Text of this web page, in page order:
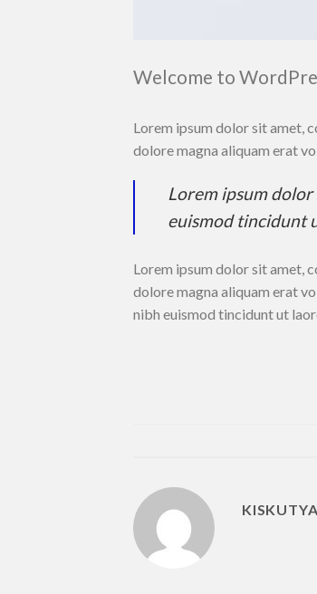
Welcome to
Lorem ipsum dolor sit amet,
dolore magna aliquam erat
Lorem ipsum
euismod tincidunt
Lorem ipsum dolor sit amet,
dolore magna aliquam erat
nibh euismod tincidunt ut
KISKUTYA